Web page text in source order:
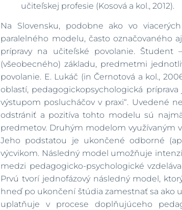
učiteľskej profesie (Kosová a kol., 2012).
Na Slovensku, podobne ako vo
paralelného modelu, často označovaného
prípravy na učiteľské povolanie. Študent
(všeobecného) základu, predmetmi
povolanie. E. Lukáč (in Černotová a kol.,
oblastí, pedagogickopsychologická
výstupom poslucháčov v praxi“. Uvedené
odstrániť a pozitíva tohto modelu sú
predmetov. Druhým modelom využívaným
Jeho podstatou je ukončené odborné
výcvikom. Následný model umožňuje
medzi pedagogicko-psychologické
Prvú tvorí jednofázový následný model,
hneď po ukončení štúdia zamestnať sa ako
uplatňuje v procese doplňujúceho